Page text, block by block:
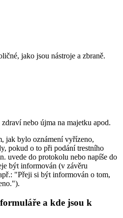
jako jsou nástroje a zbraně.
nebo újma na majetku apod.
jak bylo oznámení vyřízeno,
pokud o to při podání trestního
uvede do protokolu nebo napíše do
být informován (v závěru
"Přeji si být informován o tom,
a kde jsou k